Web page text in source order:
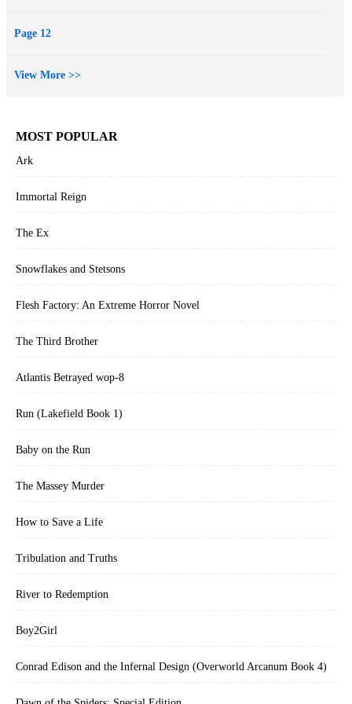
Page 12
View More >>
MOST POPULAR
Ark
Immortal Reign
The Ex
Snowflakes and Stetsons
Flesh Factory: An Extreme Horror Novel
The Third Brother
Atlantis Betrayed wop-8
Run (Lakefield Book 1)
Baby on the Run
The Massey Murder
How to Save a Life
Tribulation and Truths
River to Redemption
Boy2Girl
Conrad Edison and the Infernal Design (Overworld Arcanum Book 4)